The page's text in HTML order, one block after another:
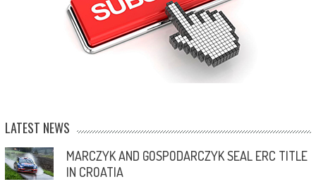
LATEST NEWS
MARCZYK AND GOSPODARCZYK SEAL ERC TITLE
IN CROATIA